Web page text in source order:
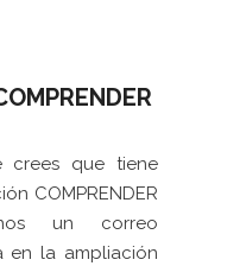
crees que tiene
COMPRENDER
un correo
en la ampliación